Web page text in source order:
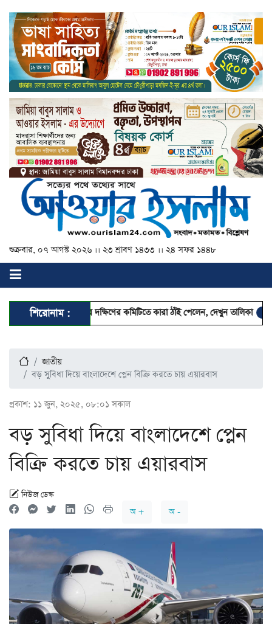
শুক্রবার, ০৭ আগস্ট ২০২৬ ।। ২৩ শ্রাবণ ১৪৩৩ ।। ২৪ সফর ১৪৪৮
শিরোনাম :
ঢাকা মহানগর দক্ষিণের কমিটিতে কারা ঠাঁই পেলেন, দেখুন তালিকা ছুটিতেও
জাতীয়
বড় সুবিধা দিয়ে বাংলাদেশে প্লেন বিক্রি করতে চায় এয়ারবাস
প্রকাশ: ১১ জুন, ২০২৫, ০৮:০১ সকাল
বড় সুবিধা দিয়ে বাংলাদেশে প্লেন
বিক্রি করতে চায় এয়ারবাস
নিউজ ডেস্ক
অ +
অ -